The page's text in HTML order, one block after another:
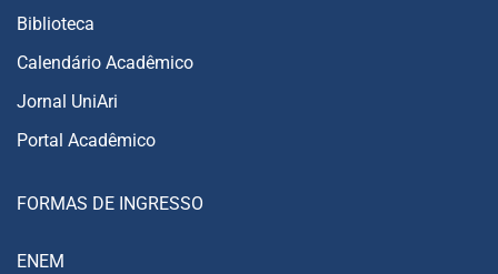
Biblioteca
Calendário Acadêmico
Jornal UniAri
Portal Acadêmico
FORMAS DE INGRESSO
ENEM